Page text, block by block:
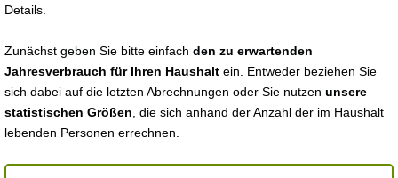
Details.
Zunächst geben Sie bitte einfach den zu erwartenden
Jahresverbrauch für Ihren Haushalt ein. Entweder beziehen Sie
sich dabei auf die letzten Abrechnungen oder Sie nutzen unsere
statistischen Größen , die sich anhand der Anzahl der im Haushalt
lebenden Personen errechnen.